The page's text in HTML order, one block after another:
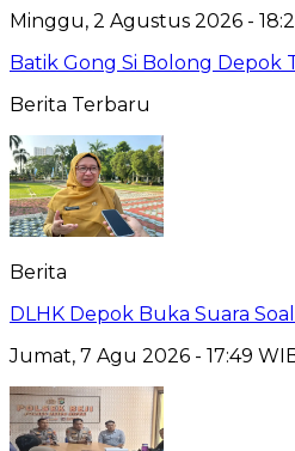
Minggu, 2 Agustus 2026 -
Batik Gong Si Bolong Depok
Berita Terbaru
Berita
DLHK Depok Buka Suara
Jumat, 7 Agu 2026 - 17:49